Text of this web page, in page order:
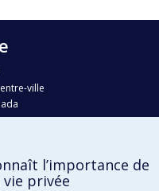
ville
l’importance de
privée